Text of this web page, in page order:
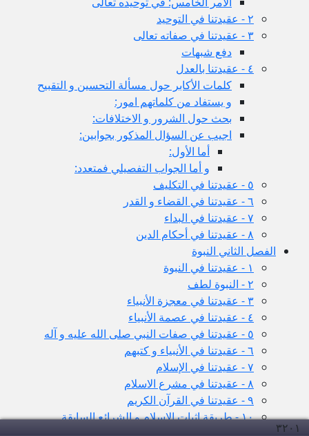
٢ - عقيدتنا في التوحيد
٣ - عقيدتنا في صفاته تعالى
دفع شبهات
٤ - عقيدتنا بالعدل
كلمات الأكابر حول مسألة التحسين و التقبيح
و يستفاد من كلماتهم امور:
بحث حول الشرور و الاختلافات:
اجيب عن السؤال المذكور بجوابين:
أما الأول:
و أما الجواب التفصيلي فمتعدد:
٥ - عقيدتنا في التكليف
٦ - عقيدتنا في القضاء و القدر
٧ - عقيدتنا في البداء
٨ - عقيدتنا في أحكام الدين
الفصل الثاني النبوة
١ - عقيدتنا في النبوة
٢ - النبوة لطف
٣ - عقيدتنا في معجزة الأنبياء
٤ - عقيدتنا في عصمة الأنبياء
٥ - عقيدتنا في صفات النبي صلى الله عليه و آله
٦ - عقيدتنا في الأنبياء و كتبهم
٧ - عقيدتنا في الإسلام
٨ - عقيدتنا في مشرع الاسلام
٩ - عقيدتنا في القرآن الكريم
١٠ - طريقة اثبات الإسلام و الشرائع السابقة
۳۲۰ ۱